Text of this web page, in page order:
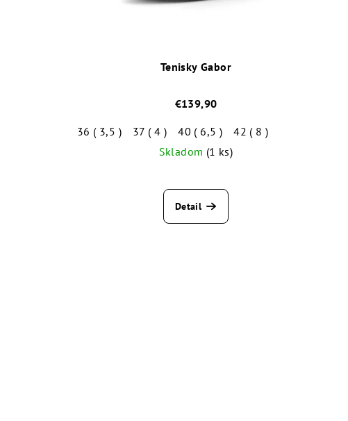
Tenisky Gabor
€139,90
36 ( 3,5 )
37 ( 4 ) 40 ( 6,5 )
42 ( 8 )
Skladom (1 ks)
Detail